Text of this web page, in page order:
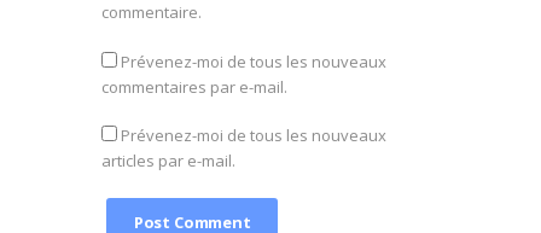
commentaire.
Prévenez-moi de tous les nouveaux
commentaires par e-mail.
Prévenez-moi de tous les nouveaux
articles par e-mail.